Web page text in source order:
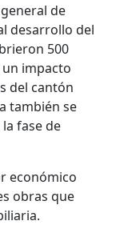
de
desarrollo del
500
impacto
del cantón
también se
fase de
económico
obras que